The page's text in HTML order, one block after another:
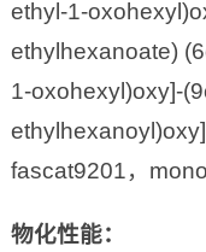
ethyl-1-
ethylhexanoate)
1-oxohexyl)oxy]-
fascat9201，
物化性能：